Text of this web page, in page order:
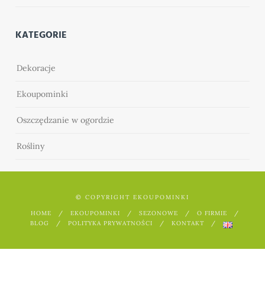
KATEGORIE
Dekoracje
Ekoupominki
Oszczędzanie w ogordzie
Rośliny
© COPYRIGHT EKOUPOMINKI
HOME EKOUPOMINKI SEZONOWE
O FIRMIE
BLOG
POLITYKA PRYWATNOŚCI KONTAKT